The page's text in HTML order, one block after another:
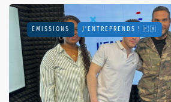
EMISSIONS J'ENTREPRENDS ! 🇫🇷